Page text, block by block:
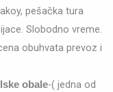
pešačka tura
Slobodno vreme.
obuhvata prevoz i
obale-( jedna od